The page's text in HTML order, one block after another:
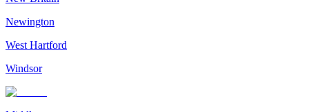
Newington
West Hartford
Windsor